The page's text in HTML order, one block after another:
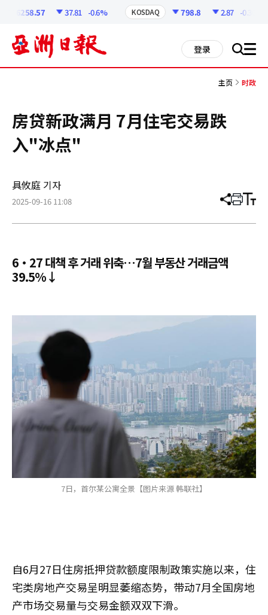
6258.57 37.81 -0.6% KOSDAQ 798.8 2.87 -0.36%
登录 搜 all
主页 时政
房贷新政满月 7月住宅交易跌
入"冰点"
具攸庭 기자
2025-09-16 11:08 分
章
打 调
小
6·27 대책 후 거래 위축…7월 부동산 거래금액
39.5%↓
7日，首尔某公寓全景【图片来源 韩联社】
自6月27日住房抵押贷款额度限制政策实施以来，住
宅类房地产交易呈明显萎缩态势，带动7月全国房地
产市场交易量与交易金额双双下滑。